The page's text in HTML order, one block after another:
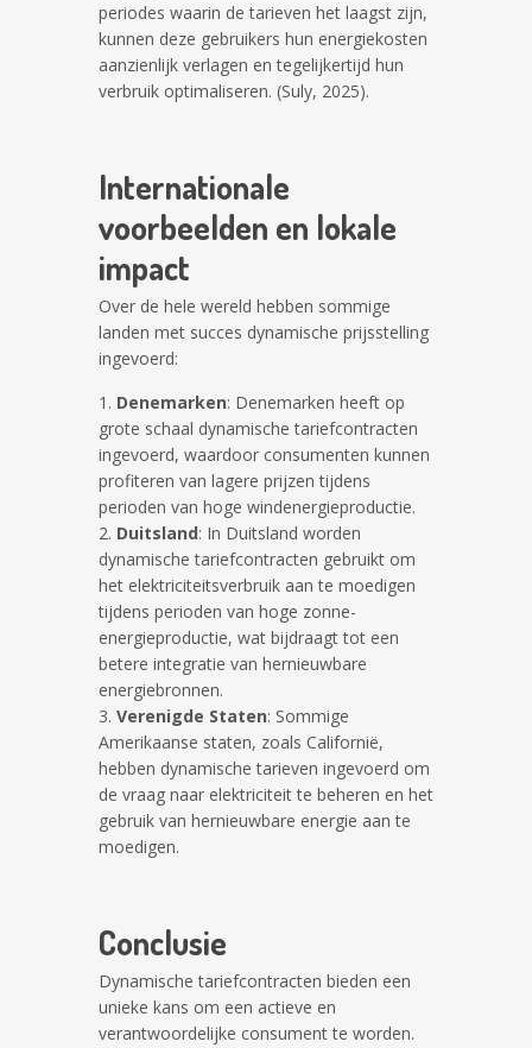
periodes waarin de tarieven het laagst zijn,
kunnen deze gebruikers hun energiekosten
aanzienlijk verlagen en tegelijkertijd hun
verbruik optimaliseren. (Suly, 2025).
Internationale
voorbeelden en lokale
impact
Over de hele wereld hebben sommige
landen met succes dynamische prijsstelling
ingevoerd:
Denemarken: Denemarken heeft op
grote schaal dynamische tariefcontracten
ingevoerd, waardoor consumenten kunnen
profiteren van lagere prijzen tijdens
perioden van hoge windenergieproductie.
Duitsland: In Duitsland worden
dynamische tariefcontracten gebruikt om
het elektriciteitsverbruik aan te moedigen
tijdens perioden van hoge zonne-
energieproductie, wat bijdraagt tot een
betere integratie van hernieuwbare
energiebronnen.
Verenigde Staten: Sommige
Amerikaanse staten, zoals Californië,
hebben dynamische tarieven ingevoerd om
de vraag naar elektriciteit te beheren en het
gebruik van hernieuwbare energie aan te
moedigen.
Conclusie
Dynamische tariefcontracten bieden een
unieke kans om een actieve en
verantwoordelijke consument te worden.